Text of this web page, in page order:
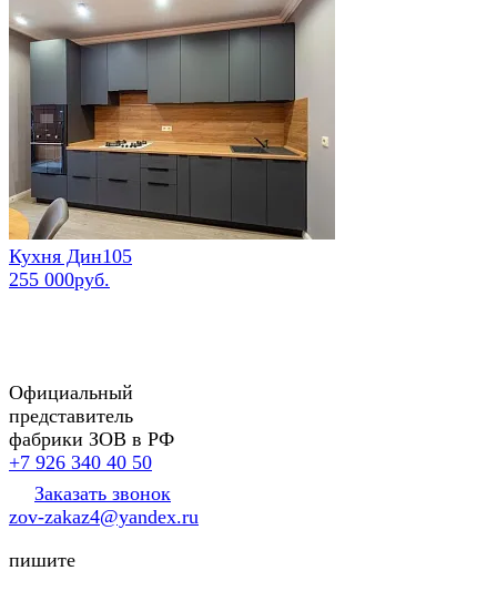
Кухня Дин105
255 000руб.
Официальный
представитель
фабрики ЗОВ в РФ
+7 926 340 40 50
Заказать звонок
zov-zakaz4@yandex.ru
пишите